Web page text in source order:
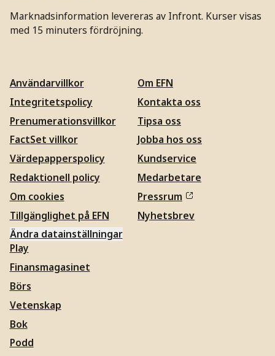
Marknadsinformation levereras av Infront. Kurser visas
med 15 minuters fördröjning.
Användarvillkor
Integritetspolicy
Prenumerationsvillkor
FactSet villkor
Värdepapperspolicy
Redaktionell policy
Om cookies
Tillgänglighet på EFN
Ändra datainställningar
Om EFN
Kontakta oss
Tipsa oss
Jobba hos oss
Kundservice
Medarbetare
Pressrum
Nyhetsbrev
Play
Finansmagasinet
Börs
Vetenskap
Bok
Podd